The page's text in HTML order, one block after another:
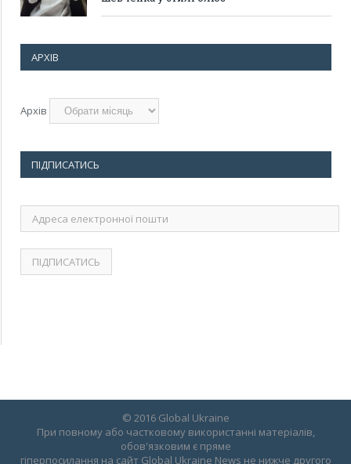
АРХІВ
Архів
ПІДПИСАТИСЬ
Адреса
електронної
© 2016 Global Ukraine
При повному або частковому використанні матеріалів,
обов'язковим є пряме
гіперпосилання на сайт Global Ukraine News не нижче другого